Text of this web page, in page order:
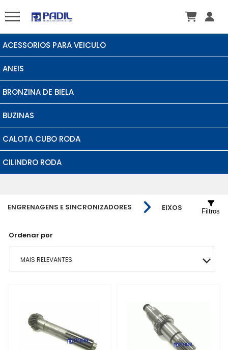
ACESSORIOS PARA VEICULO
ANEIS
BRONZINA DE BIELA
BUZINAS
CALOTA CUBO RODA
CILINDRO RODA
ENGRENAGENS E SINCRONIZADORES EIXOS
Ordenar por
MAIS RELEVANTES
MENOR PREÇO
MAIOR PREÇO
Filtros